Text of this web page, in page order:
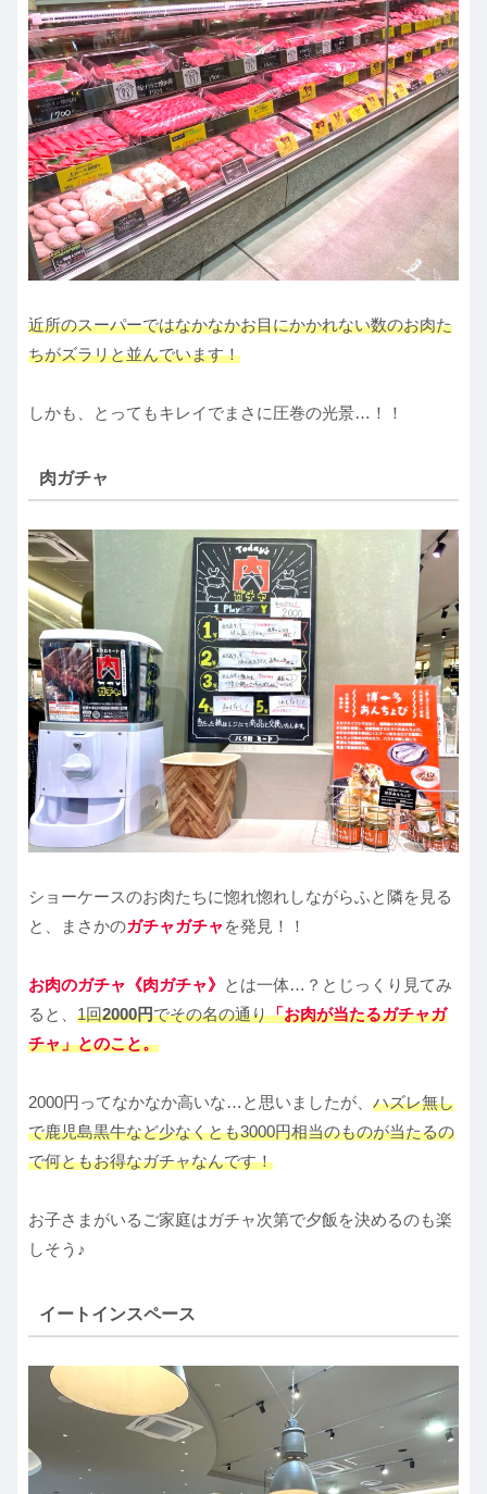
近所のスーパーではなかなかお目にかかれない数のお肉た
ちがズラリと並んでいます！
しかも、とってもキレイでまさに圧巻の光景…！！
肉ガチャ
ショーケースのお肉たちに惚れ惚れしながらふと隣を見る
と、まさかのガチャガチャ を発見！！
お肉のガチャ《肉ガチャ》 とは一体…？とじっくり見てみ
ると、 1回2000円でその名の通り「お肉が当たるガチャガ
チャ」とのこと。
2000円ってなかなか高いな…と思いましたが、 ハズレ無し
で鹿児島黒牛など少なくとも3000円相当のものが当たるの
で何ともお得なガチャなんです！
お子さまがいるご家庭はガチャ次第で夕飯を決めるのも楽
しそう♪
イートインスペース